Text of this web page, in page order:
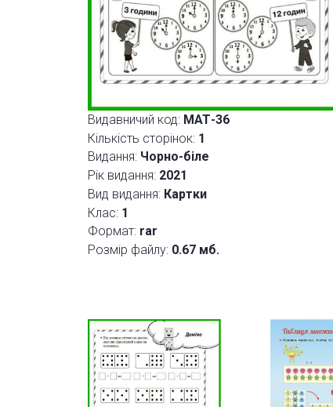
Видавничий код: МАТ-36
Кількість сторінок: 1
Видання: Чорно-біле
Рік видання: 2021
Вид видання: Картки
Клас: 1
Формат: rar
Розмір файлу: 0.67 мб.